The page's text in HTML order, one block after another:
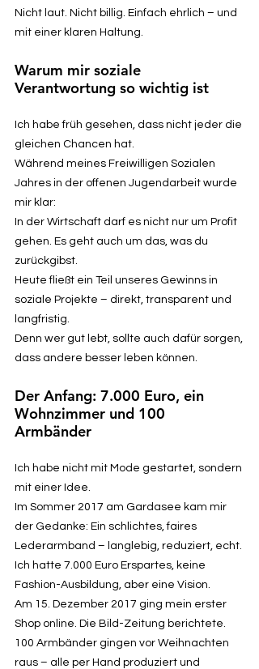
Nicht laut. Nicht billig. Einfach ehrlich – und
mit einer klaren Haltung.
Warum mir soziale
Verantwortung so wichtig ist
Ich habe früh gesehen, dass nicht jeder die
gleichen Chancen hat.
Während meines Freiwilligen Sozialen
Jahres in der offenen Jugendarbeit wurde
mir klar:
In der Wirtschaft darf es nicht nur um Profit
gehen. Es geht auch um das, was du
zurückgibst.
Heute fließt ein Teil unseres Gewinns in
soziale Projekte – direkt, transparent und
langfristig.
Denn wer gut lebt, sollte auch dafür sorgen,
dass andere besser leben können.
Der Anfang: 7.000 Euro, ein
Wohnzimmer und 100
Armbänder
Ich habe nicht mit Mode gestartet, sondern
mit einer Idee.
Im Sommer 2017 am Gardasee kam mir
der Gedanke: Ein schlichtes, faires
Lederarmband – langlebig, reduziert, echt.
Ich hatte 7.000 Euro Erspartes, keine
Fashion-Ausbildung, aber eine Vision.
Am 15. Dezember 2017 ging mein erster
Shop online. Die Bild-Zeitung berichtete.
100 Armbänder gingen vor Weihnachten
raus – alle per Hand produziert und